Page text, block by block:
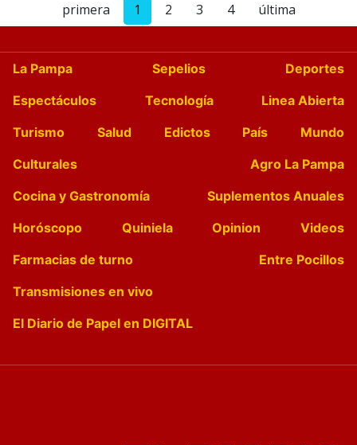
primera 1 2 3 4 última
La Pampa Sepelios
Deportes
Espectáculos
Tecnología
Linea Abierta
Turismo
Salud Edictos País
Mundo
Culturales
Agro La Pampa
Cocina y Gastronomía
Suplementos Anuales
Horóscopo
Quiniela Opinion
Videos
Farmacias de turno
Entre Pocillos
Transmisiones en vivo
El Diario de Papel en DIGITAL